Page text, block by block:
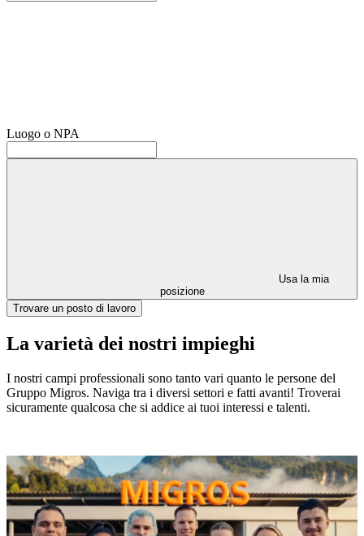
Luogo o NPA
Usa la mia
posizione
Trovare un posto di lavoro
La varietà dei nostri impieghi
I nostri campi professionali sono tanto vari quanto le persone del
Gruppo Migros. Naviga tra i diversi settori e fatti avanti! Troverai
sicuramente qualcosa che si addice ai tuoi interessi e talenti.